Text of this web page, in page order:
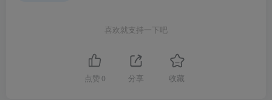
喜欢就支持一下吧
点赞 0 分享 收藏